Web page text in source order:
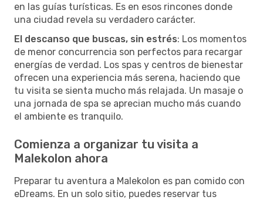
en las guías turísticas. Es en esos rincones donde
una ciudad revela su verdadero carácter.
El descanso que buscas, sin estrés: Los momentos
de menor concurrencia son perfectos para recargar
energías de verdad. Los spas y centros de bienestar
ofrecen una experiencia más serena, haciendo que
tu visita se sienta mucho más relajada. Un masaje o
una jornada de spa se aprecian mucho más cuando
el ambiente es tranquilo.
Comienza a organizar tu visita a
Malekolon ahora
Preparar tu aventura a Malekolon es pan comido con
eDreams. En un solo sitio, puedes reservar tus